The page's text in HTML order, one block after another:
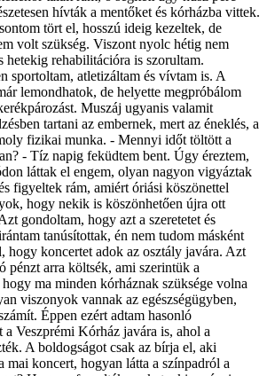
hívták a mentőket és kórházba vittek.
tört el, hosszú ideig kezeltek, de
volt szükség. Viszont nyolc hétig nem
hetekig rehabilitációra is szorultam.
sportoltam, atletizáltam és vívtam is. A
lemondhatok, de helyette megpróbálom
Muszáj ugyanis valamit
tartani az embernek, mert az éneklés, a
fizikai munka. - Mennyi időt töltött a
- Tíz napig feküdtem bent. Úgy éreztem,
láttak el engem, olyan nagyon vigyáztak
figyeltek rám, amiért óriási köszönettel
hogy nekik is köszönhetően újra ott
gondoltam, hogy azt a szeretetet és
tanúsítottak, én nem tudom másként
hogy koncertet adok az osztály javára. Azt
pénzt arra költsék, ami szerintük a
ma minden kórháznak szüksége volna
viszonyok vannak az egészségügyben,
Éppen ezért adtam hasonló
Veszprémi Kórház javára is, ahol a
A boldogságot csak az bírja el, aki
koncert, hogyan látta a színpadról a